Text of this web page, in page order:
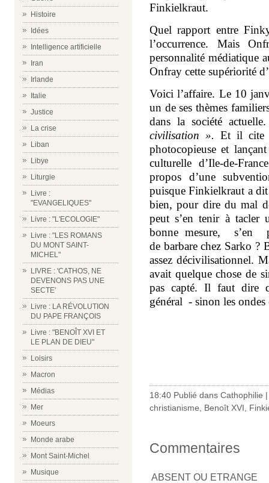
Histoire
Idées
Intelligence artificielle
Iran
Irlande
Italie
Justice
La crise
Liban
Libye
Liturgie
Livre :
"EVANGELIQUES"
Livre : "L'ECOLOGIE"
Livre : "LES ROMANS
DU MONT SAINT-
MICHEL"
LIVRE : 'CATHOS, NE
DEVENONS PAS UNE
SECTE'
Livre : LA RÉVOLUTION
DU PAPE FRANÇOIS
Livre : "BENOÎT XVI ET
LE PLAN DE DIEU"
Loisirs
Macron
Médias
Mer
Moeurs
Monde arabe
Mont Saint-Michel
Musique
Finkielkraut.
Quel rapport entre
l’occurrence. Mais
personnalité médiatique
Onfray cette supériorité
Voici l’affaire. Le 10
un de ses thèmes
dans la société
civilisation ». Et il cite
photocopieuse et
culturelle d’Ile-de-
propos d’une
puisque Finkielkraut a
bien, pour dire du mal
peut s’en tenir à
bonne mesure, s’en
de barbare chez Sarko ?
assez décivilisationnel.
avait quelque chose de
pas capté. Il faut dire
général - sinon les
18:40 Publié dans Cathophilie
christianisme
Benoît XVI
Commentaires
ABSENT OU ETRANGE